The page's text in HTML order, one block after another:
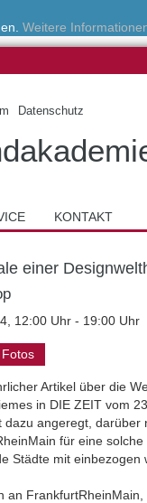
Weitere
Datenschutz
KONTAKT
einer
12:00 Uhr - 19:00 Uhr
Fotos
Artikel über die
in DIE ZEIT vom
dazu angeregt, darüber
für eine
Städte mit einbezogen
an